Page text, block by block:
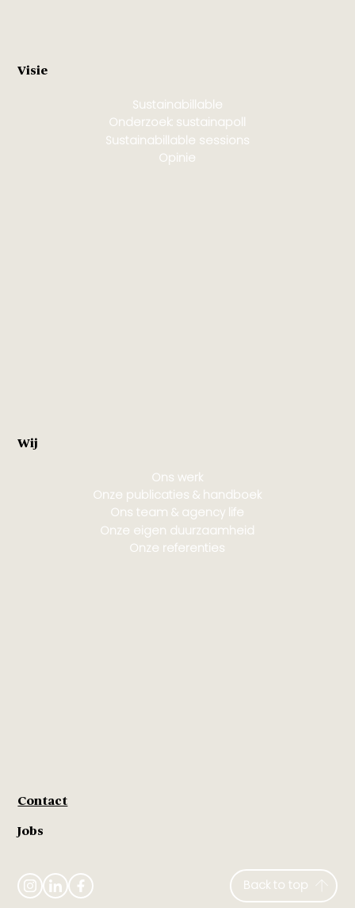
Wij
Ons werk
Onze publicaties & handboek
Ons team & agency life
Onze eigen duurzaamheid
Onze referenties
Back to top
Visie
Sustainabillable
Onderzoek: sustainapoll
Sustainabillable sessions
Opinie
Contact
Jobs